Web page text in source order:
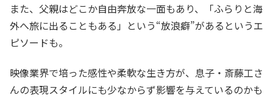
また、父親はどこか自由奔放な一面もあり、「ふらりと海
外へ旅に出ることもある」という“放浪癖”があるというエ
ピソードも。
映像業界で培った感性や柔軟な生き方が、息子・斎藤工さ
んの表現スタイルにも少なからず影響を与えているのかも